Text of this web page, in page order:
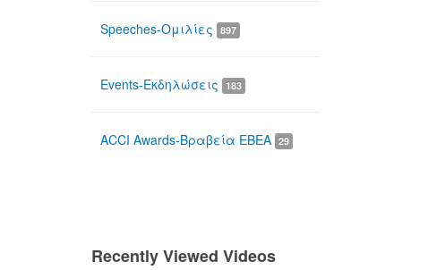
Speeches-Ομιλίες 897
Events-Εκδηλώσεις 183
ACCI Awards-Βραβεία ΕΒΕΑ 29
Recently Viewed Videos